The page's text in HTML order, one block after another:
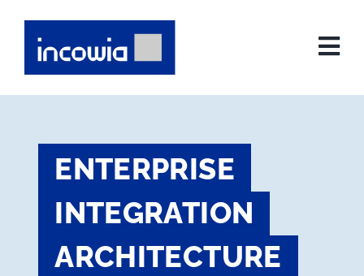
content
ENTERPRISE
INTEGRATION
ARCHITECTURE